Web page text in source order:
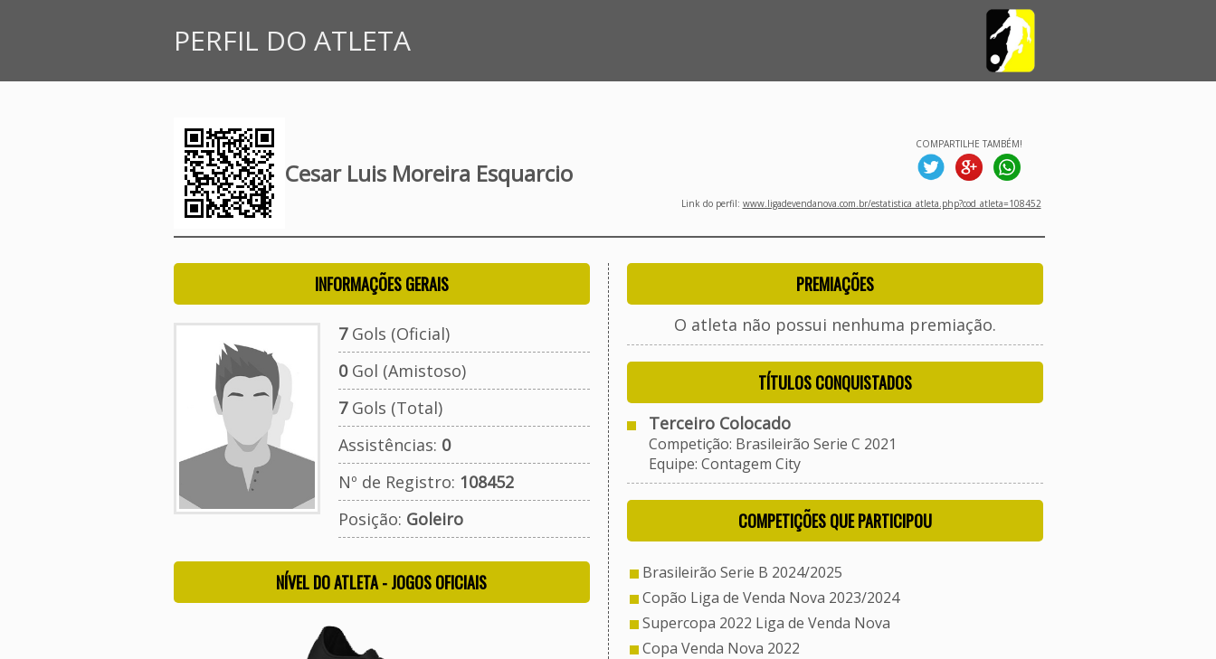
PERFIL DO ATLETA
Cesar Luis Moreira Esquarcio
COMPARTILHE TAMBÉM!
Link do perfil: www.ligadevendanova.com.br/estatistica_atleta.php?cod_atleta=108452
INFORMAÇÕES GERAIS
7Gols (Oficial)
0Gol (Amistoso)
7Gols (Total)
Assistências: 0
Nº de Registro: 108452
Posição: Goleiro
NÍVEL DO ATLETA - JOGOS OFICIAIS
PREMIAÇÕES
O atleta não possui nenhuma premiação.
TÍTULOS CONQUISTADOS
Terceiro Colocado
Competição: Brasileirão Serie C 2021
Equipe: Contagem City
COMPETIÇÕES QUE PARTICIPOU
Brasileirão Serie B 2024/2025
Copão Liga de Venda Nova 2023/2024
Supercopa 2022 Liga de Venda Nova
Copa Venda Nova 2022